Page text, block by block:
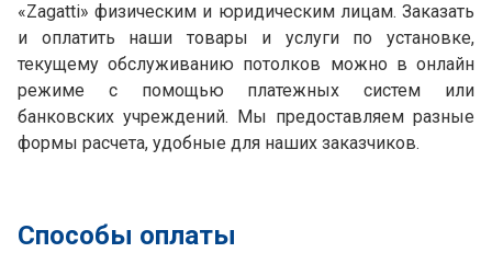
«Zagatti» физическим и юридическим лицам. Заказать
и оплатить наши товары и услуги по установке,
текущему обслуживанию потолков можно в онлайн
режиме с помощью платежных систем или
банковских учреждений. Мы предоставляем разные
формы расчета, удобные для наших заказчиков.
Способы оплаты